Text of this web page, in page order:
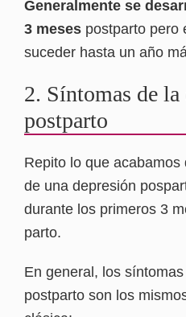
Generalmente se
3 meses postparto pero
suceder hasta un año
2. Síntomas de la
postparto
Repito lo que
de una depresión
durante los primeros 3
parto.
En general, los
postparto son los